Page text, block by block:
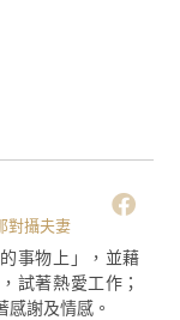
對攝夫妻
事物上」，並藉
試著熱愛工作；
感謝及情感。